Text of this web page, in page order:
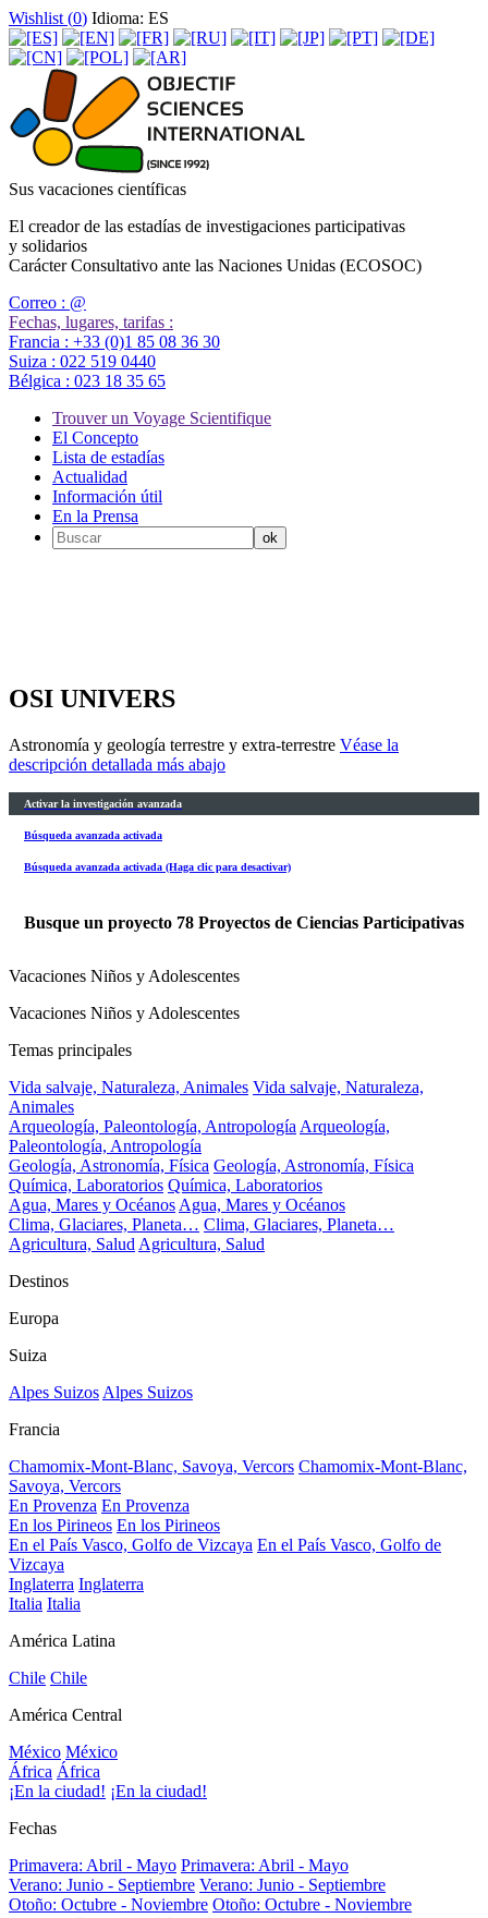
Wishlist (0) Idioma: ES
Sus vacaciones científicas
El creador de las estadías de investigaciones participativas
y solidarios
Carácter Consultativo ante las Naciones Unidas (ECOSOC)
Correo : @
Fechas, lugares, tarifas :
Francia : +33 (0)1 85 08 36 30
Suiza : 022 519 0440
Bélgica : 023 18 35 65
Trouver un Voyage Scientifique
El Concepto
Lista de estadías
Actualidad
Información útil
En la Prensa
OSI UNIVERS
Astronomía y geología terrestre y extra-terrestre Véase la
descripción detallada más abajo
Activar la investigación avanzada
Búsqueda avanzada activada
Búsqueda avanzada activada (Haga clic para desactivar)
Busque un proyecto 78 Proyectos de Ciencias Participativas
Vacaciones Niños y Adolescentes
Vacaciones Niños y Adolescentes
Temas principales
Vida salvaje, Naturaleza, Animales Vida salvaje, Naturaleza,
Animales
Arqueología, Paleontología, Antropología Arqueología,
Paleontología, Antropología
Geología, Astronomía, Física Geología, Astronomía, Física
Química, Laboratorios Química, Laboratorios
Agua, Mares y Océanos Agua, Mares y Océanos
Clima, Glaciares, Planeta… Clima, Glaciares, Planeta…
Agricultura, Salud Agricultura, Salud
Destinos
Europa
Suiza
Alpes Suizos Alpes Suizos
Francia
Chamomix-Mont-Blanc, Savoya, Vercors Chamomix-Mont-Blanc,
Savoya, Vercors
En Provenza En Provenza
En los Pirineos En los Pirineos
En el País Vasco, Golfo de Vizcaya En el País Vasco, Golfo de
Vizcaya
Inglaterra Inglaterra
Italia Italia
América Latina
Chile Chile
América Central
México México
África África
¡En la ciudad! ¡En la ciudad!
Fechas
Primavera: Abril - Mayo Primavera: Abril - Mayo
Verano: Junio - Septiembre Verano: Junio - Septiembre
Otoño: Octubre - Noviembre Otoño: Octubre - Noviembre